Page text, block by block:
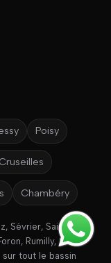
Poisy
Cruseilles
Chambéry
Sévrier, Saint-
Rumilly, Saint-
tout le bassin